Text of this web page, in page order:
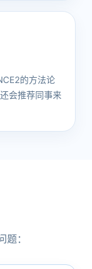
的方法论
会推荐同事来
：